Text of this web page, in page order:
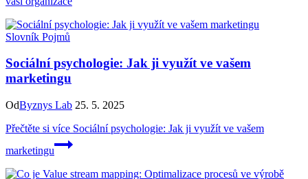
Slovník Pojmů
Sociální psychologie: Jak ji využít ve vašem
marketingu
OdByznys Lab 25. 5. 2025
Přečtěte si více Sociální psychologie: Jak ji využít ve vašem
marketingu